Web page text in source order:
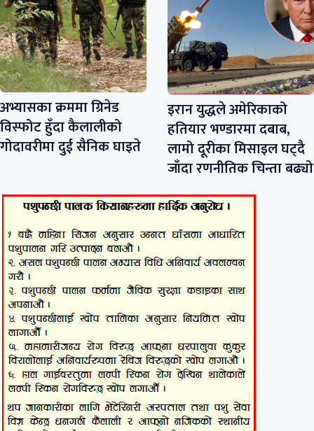
अभ्यासका क्रममा ग्रिनेड
विस्फोट हुँदा कैलालीको
गोदावरीमा दुई सैनिक घाइते
इरान युद्धले अमेरिकाको
हतियार भण्डारमा दबाब,
लामो दूरीका मिसाइल घट्दै
जाँदा रणनीतिक चिन्ता बढ्यो